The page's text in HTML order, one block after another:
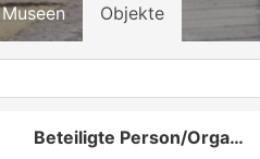
Museen Objekte
Beteiligte Person/Organisation